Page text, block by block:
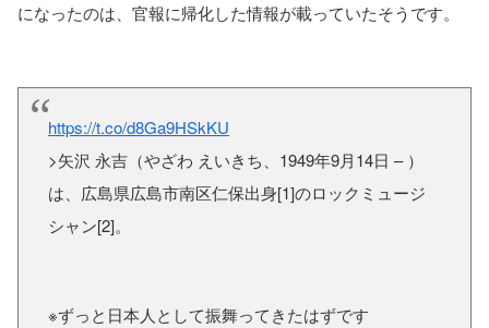
になったのは、官報に帰化した情報が載っていたそうです。
https://t.co/d8Ga9HSkKU
>矢沢 永吉（やざわ えいきち、1949年9月14日 – ）
は、広島県広島市南区仁保出身[1]のロックミュージ
シャン[2]。
※ずっと日本人として振舞ってきたはずです